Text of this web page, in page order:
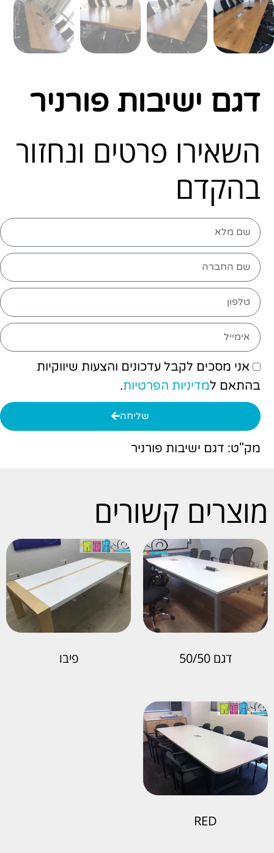
דגם ישיבות פורניר
השאירו פרטים ונחזור
בהקדם
אני מסכים לקבל עדכונים והצעות שיווקיות
בהתאם למדיניות הפרטיות.
שליחה
מק"ט: דגם ישיבות פורניר
מוצרים קשורים
דגם 50/50 פיבו
RED